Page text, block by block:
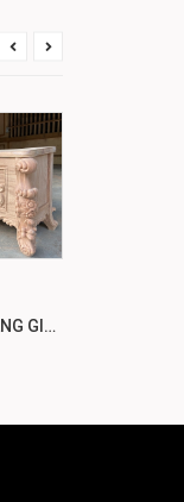
MẪU KỆ TIVI HOÀNG GIA LUOIS ĐẸP & HIẾM HIỆN NAY KTV118